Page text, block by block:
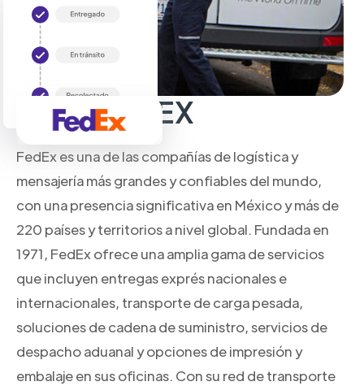
Sobre FedEX
FedEx es una de las compañías de logística y
mensajería más grandes y confiables del mundo,
con una presencia significativa en México y más de
220 países y territorios a nivel global. Fundada en
1971, FedEx ofrece una amplia gama de servicios
que incluyen entregas exprés nacionales e
internacionales, transporte de carga pesada,
soluciones de cadena de suministro, servicios de
despacho aduanal y opciones de impresión y
embalaje en sus oficinas. Con su red de transporte